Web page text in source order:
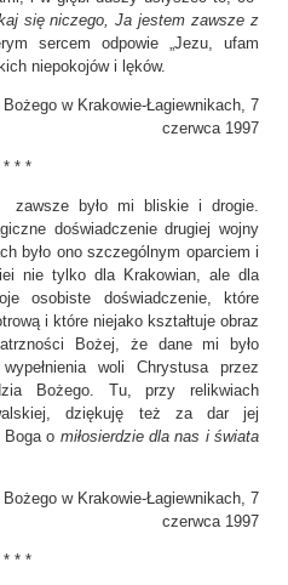
się niczego, Ja jestem zawsze z
sercem odpowie „Jezu, ufam
niepokojów i lęków.
w Krakowie-Łagiewnikach, 7
czerwca 1997
* * *
zawsze było mi bliskie i drogie.
doświadczenie drugiej wojny
było ono szczególnym oparciem i
nie tylko dla Krakowian, ale dla
osobiste doświadczenie, które
i które niejako kształtuje obraz
Bożej, że dane mi było
woli Chrystusa przez
Bożego. Tu, przy relikwiach
dziękuję też za dar jej
Boga o miłosierdzie dla nas i świata
w Krakowie-Łagiewnikach, 7
czerwca 1997
* * *